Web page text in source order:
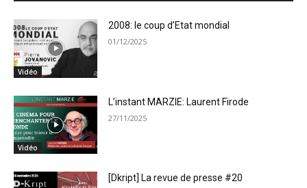
Vidéo
2008: le coup d’Etat mondial
01/12/2025
Vidéo
L’instant MARZIE: Laurent Firode
27/11/2025
[Dkript] La revue de presse #20